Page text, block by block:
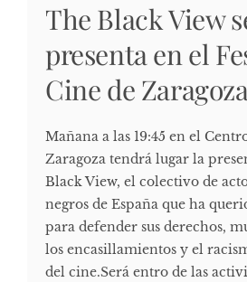
The Black View
presenta en el
Cine de
Mañana a las 19:45 en el
Zaragoza tendrá lugar la
Black View, el colectivo de
negros de España que ha
para defender sus derechos,
los encasillamientos y el
del cine.Será entro de las